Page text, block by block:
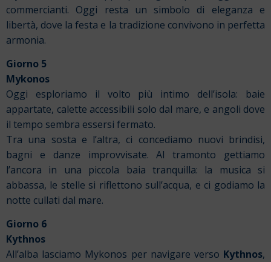
commercianti. Oggi resta un simbolo di eleganza e
libertà, dove la festa e la tradizione convivono in perfetta
armonia.
Giorno 5
Mykonos
Oggi esploriamo il volto più intimo dell’isola: baie
appartate, calette accessibili solo dal mare, e angoli dove
il tempo sembra essersi fermato.
Tra una sosta e l’altra, ci concediamo nuovi brindisi,
bagni e danze improvvisate. Al tramonto gettiamo
l’ancora in una piccola baia tranquilla: la musica si
abbassa, le stelle si riflettono sull’acqua, e ci godiamo la
notte cullati dal mare.
Giorno 6
Kythnos
All’alba lasciamo Mykonos per navigare verso Kythnos,